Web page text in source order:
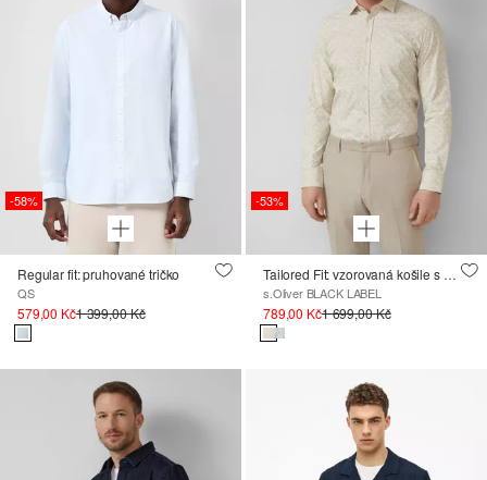
-58%
Regular fit: pruhované tričko
QS
579,00 Kč1 399,00 Kč
-53%
Tailored Fit: vzorovaná košile s dlouhými rukávy z pohodlného strečového materiálu
s.Oliver BLACK LABEL
789,00 Kč1 699,00 Kč